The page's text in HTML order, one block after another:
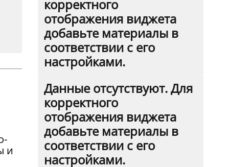
и
корректного
отображения виджета
добавьте материалы в
соответствии с его
настройками.
Данные отсутствуют. Для
корректного
отображения виджета
добавьте материалы в
соответствии с его
настройками.